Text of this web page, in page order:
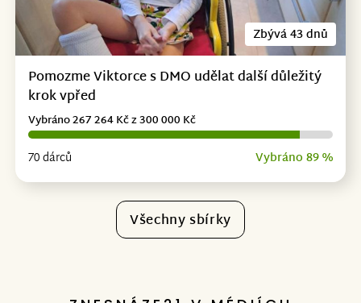
Zbývá 43 dnů
Pomozme Viktorce s DMO udělat další důležitý
krok vpřed
70 dárců Vybráno 89 %
Vybráno 267 264 Kč z 300 000 Kč
Všechny sbírky